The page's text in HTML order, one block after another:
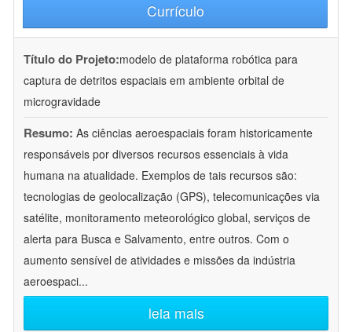
Currículo
Título do Projeto:modelo de plataforma robótica para
captura de detritos espaciais em ambiente orbital de
microgravidade
Resumo: As ciências aeroespaciais foram historicamente
responsáveis por diversos recursos essenciais à vida
humana na atualidade. Exemplos de tais recursos são:
tecnologias de geolocalização (GPS), telecomunicações via
satélite, monitoramento meteorológico global, serviços de
alerta para Busca e Salvamento, entre outros. Com o
aumento sensível de atividades e missões da indústria
aeroespaci...
leia mais